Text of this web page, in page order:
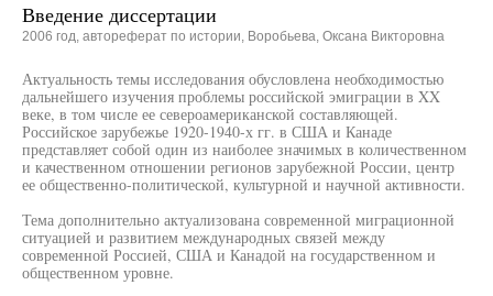
Введение диссертации
2006 год, автореферат по истории, Воробьева, Оксана Викторовна
Актуальность темы исследования обусловлена необходимостью
дальнейшего изучения проблемы российской эмиграции в XX
веке, в том числе ее североамериканской составляющей.
Российское зарубежье 1920-1940-х гг. в США и Канаде
представляет собой один из наиболее значимых в количественном
и качественном отношении регионов зарубежной России, центр
ее общественно-политической, культурной и научной активности.
Тема дополнительно актуализована современной миграционной
ситуацией и развитием международных связей между
современной Россией, США и Канадой на государственном и
общественном уровне.